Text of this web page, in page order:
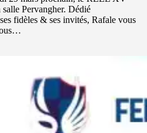
Pervangher. Dédié
fidèles & ses invités, Rafale vous